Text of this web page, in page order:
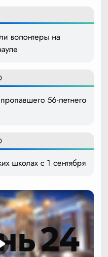
волонтеры на
56-летнего
школах с 1 сентября